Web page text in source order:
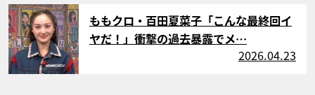
サムネイル
ももクロ・百田夏菜子「こんな最終回イ
ヤだ！」衝撃の過去暴露でメ…
2026.04.23